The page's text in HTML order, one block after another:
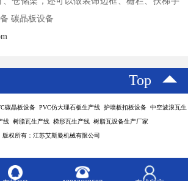
碳晶板设备
Top
碳晶板设备 PVC仿大理石板生产线 护墙板扣板设备 中空波浪瓦生
线 树脂瓦生产线 梯形瓦生产线 树脂瓦设备生产厂家
版权所有：江苏艾斯曼机械有限公司